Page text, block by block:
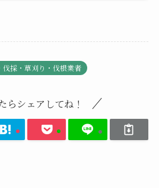
採・草刈り・伐根業者
らシェアしてね！